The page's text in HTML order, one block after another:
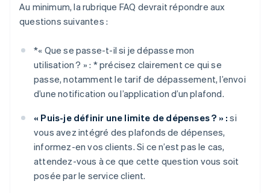
Au minimum, la rubrique FAQ devrait répondre aux
questions suivantes :
*« Que se passe-t-il si je dépasse mon
utilisation ? » : *précisez clairement ce qui se
passe, notamment le tarif de dépassement, l’envoi
d’une notification ou l’application d’un plafond.
« Puis-je définir une limite de dépenses ? » : si
vous avez intégré des plafonds de dépenses,
informez-en vos clients. Si ce n’est pas le cas,
attendez-vous à ce que cette question vous soit
posée par le service client.